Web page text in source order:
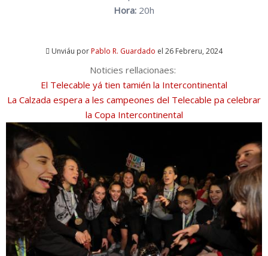
Hora: 20h
Unviáu porPablo R. Guardado el 26 Febreru, 2024
Noticies rellacionaes:
El Telecable yá tien tamién la Intercontinental
La Calzada espera a les campeones del Telecable pa celebrar
la Copa Intercontinental